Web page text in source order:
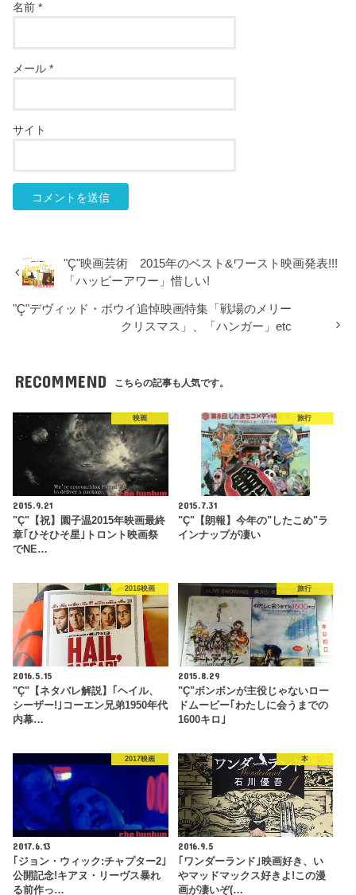
名前*
メール*
サイト
"Ç"映画芸術 2015年のベスト&ワースト映画発表!!!
「ハッピーアワー」惜しい!
"Ç"デヴィッド・ボウイ追悼映画特集「戦場のメリー
クリスマス」、「ハンガー」etc
RECOMMEND こちらの記事も人気です。
映画
2015.9.21
"Ç"【祝】園子温2015年映画最終
章｢ひそひそ星｣トロント映画祭
でNE…
旅行
2015.7.31
"Ç"【朗報】今年の"したこめ"ラ
インナップが凄い
2016映画
2016.5.15
"Ç"【ネタバレ解説】｢ヘイル、
シーザー!｣コーエン兄弟1950年代
内幕…
旅行
2015.8.29
"Ç"ボンボンが主役じゃないロー
ドムービー｢わたしに会うまでの
1600キロ｣
2017映画
2017.6.13
｢ジョン・ウィック:チャプター2｣
公開記念!キアヌ・リーヴス暴れ
る前作っ…
本
2016.9.5
｢ワンダーランド｣映画好き、い
やマッドマックス好きよ!この漫
画が凄いぞ(…